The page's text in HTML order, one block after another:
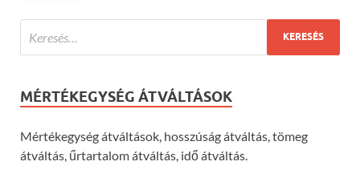
MÉRTÉKEGYSÉG ÁTVÁLTÁSOK
Mértékegység átváltások, hosszúság átváltás, tömeg
átváltás, űrtartalom átváltás, idő átváltás.